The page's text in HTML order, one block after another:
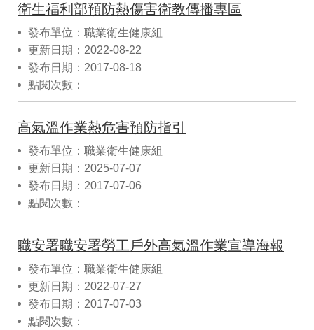
衛生福利部預防熱傷害衛教傳播專區
發布單位：職業衛生健康組
更新日期：2022-08-22
發布日期：2017-08-18
點閱次數：
高氣溫作業熱危害預防指引
發布單位：職業衛生健康組
更新日期：2025-07-07
發布日期：2017-07-06
點閱次數：
職安署職安署勞工戶外高氣溫作業宣導海報
發布單位：職業衛生健康組
更新日期：2022-07-27
發布日期：2017-07-03
點閱次數：